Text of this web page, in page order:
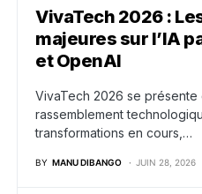
VivaTech 2026 :
majeures sur l’IA
et OpenAI
VivaTech 2026 se présente
rassemblement
transformations en cours,…
BY MANU DIBANGO JUIN 28, 2026